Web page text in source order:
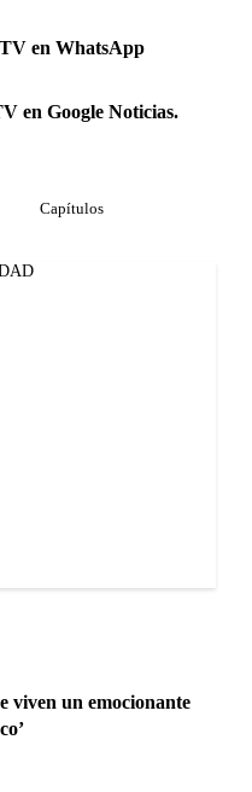
en WhatsApp
en Google Noticias.
Capítulos
viven un emocionante